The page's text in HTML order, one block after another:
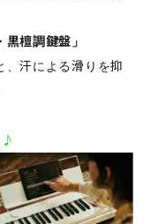
檀調鍵盤」
、汗による滑りを抑
♪